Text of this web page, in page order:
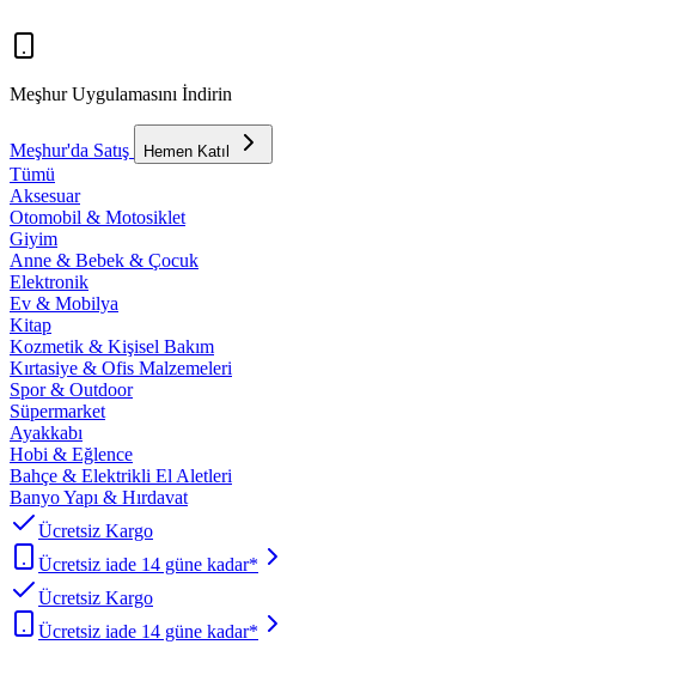
Meşhur Uygulamasını İndirin
Meşhur'da Satış Hemen Katıl
Tümü
Aksesuar
Otomobil & Motosiklet
Giyim
Anne & Bebek & Çocuk
Elektronik
Ev & Mobilya
Kitap
Kozmetik & Kişisel Bakım
Kırtasiye & Ofis Malzemeleri
Spor & Outdoor
Süpermarket
Ayakkabı
Hobi & Eğlence
Bahçe & Elektrikli El Aletleri
Banyo Yapı & Hırdavat
Ücretsiz Kargo
Ücretsiz iade 14 güne kadar*
Ücretsiz Kargo
Ücretsiz iade 14 güne kadar*